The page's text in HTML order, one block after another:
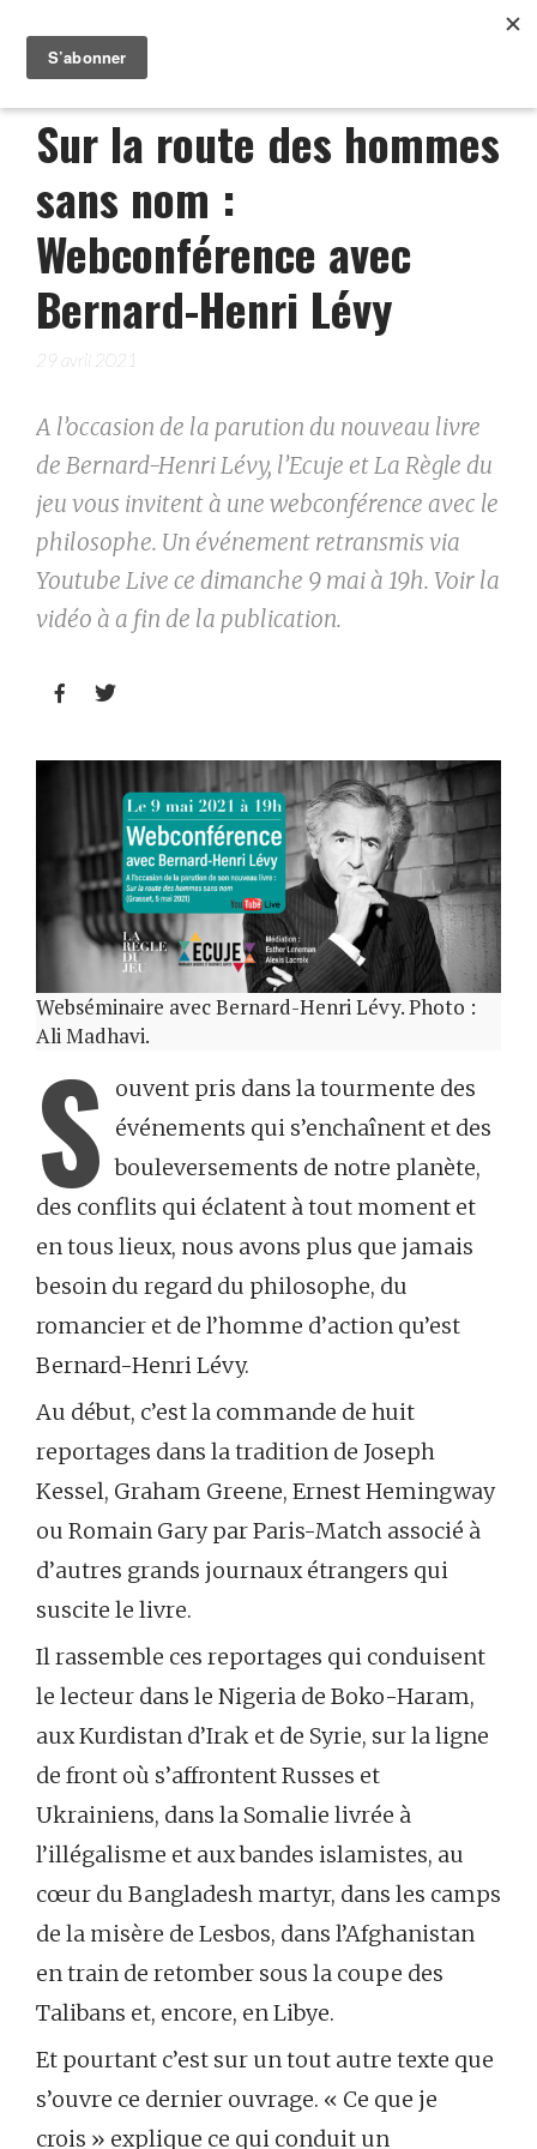
Sur la route des hommes
sans nom :
Webconférence avec
Bernard-Henri Lévy
29 avril 2021
A l’occasion de la parution du nouveau livre
de Bernard-Henri Lévy, l’Ecuje et La Règle du
jeu vous invitent à une webconférence avec le
philosophe. Un événement retransmis via
Youtube Live ce dimanche 9 mai à 19h. Voir la
vidéo à a fin de la publication.
 
Webséminaire avec Bernard-Henri Lévy. Photo :
Ali Madhavi.
S
ouvent pris dans la tourmente des
événements qui s’enchaînent et des
bouleversements de notre planète,
des conflits qui éclatent à tout moment et
en tous lieux, nous avons plus que jamais
besoin du regard du philosophe, du
romancier et de l’homme d’action qu’est
Bernard-Henri Lévy.
Au début, c’est la commande de huit
reportages dans la tradition de Joseph
Kessel, Graham Greene, Ernest Hemingway
ou Romain Gary par Paris-Match associé à
d’autres grands journaux étrangers qui
suscite le livre.
Il rassemble ces reportages qui conduisent
le lecteur dans le Nigeria de Boko-Haram,
aux Kurdistan d’Irak et de Syrie, sur la ligne
de front où s’affrontent Russes et
Ukrainiens, dans la Somalie livrée à
l’illégalisme et aux bandes islamistes, au
cœur du Bangladesh martyr, dans les camps
de la misère de Lesbos, dans l’Afghanistan
en train de retomber sous la coupe des
Talibans et, encore, en Libye.
Et pourtant c’est sur un tout autre texte que
s’ouvre ce dernier ouvrage. « Ce que je
crois » explique ce qui conduit un